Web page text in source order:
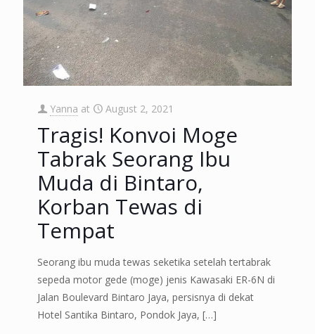
Yanna at August 2, 2021
Tragis! Konvoi Moge
Tabrak Seorang Ibu
Muda di Bintaro,
Korban Tewas di
Tempat
Seorang ibu muda tewas seketika setelah tertabrak
sepeda motor gede (moge) jenis Kawasaki ER-6N di
Jalan Boulevard Bintaro Jaya, persisnya di dekat
Hotel Santika Bintaro, Pondok Jaya, […]